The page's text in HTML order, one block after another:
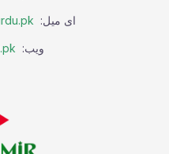
ای میل:
ویب: